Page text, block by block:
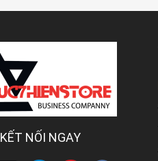
KẾT NỐI NGAY